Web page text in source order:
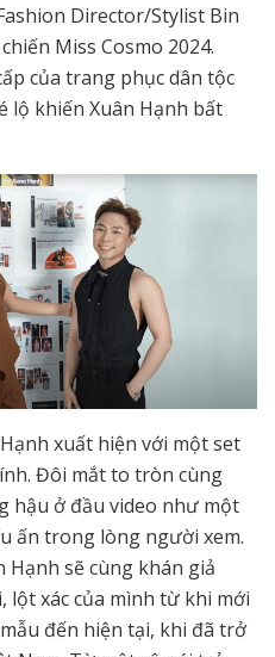
Director/Stylist Bin
Miss Cosmo 2024.
của trang phục dân tộc
lộ khiến Xuân Hạnh bất
xuất hiện với một set
Đôi mắt to tròn cùng
hậu ở đầu video như một
ấn trong lòng người xem.
Hạnh sẽ cùng khán giả
xác của mình từ khi mới
đến hiện tại, khi đã trở